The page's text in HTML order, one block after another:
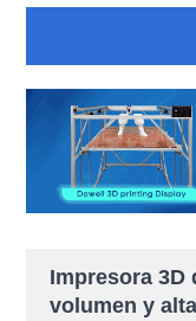
Impresora 3D
volumen y